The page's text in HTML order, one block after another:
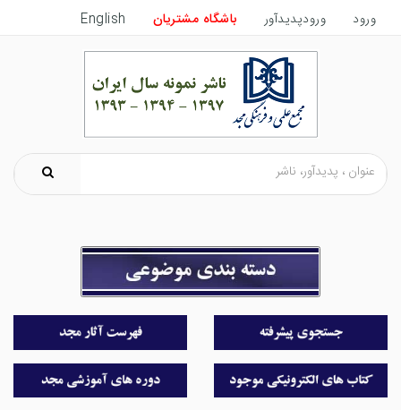
ورود ورودپدیدآور باشگاه مشتریان English